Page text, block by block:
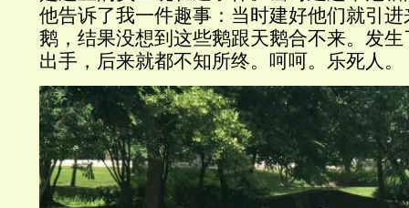
他告诉了我一件趣事：当时建好他们就引
鹅，结果没想到这些鹅跟天鹅合不来。发生
出手，后来就都不知所终。呵呵。乐死人。